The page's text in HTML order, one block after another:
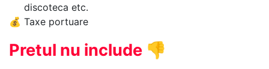
discoteca etc.
💰 Taxe portuare
Pretul nu include 👎